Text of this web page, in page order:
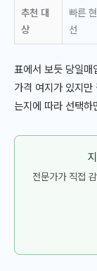
추천 대
상
빠른
선
표에서 보듯 당일매
가격 여지가 있지
는지에 따라 선택하
전문가가 직접